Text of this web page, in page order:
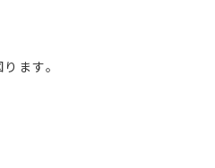
ます。